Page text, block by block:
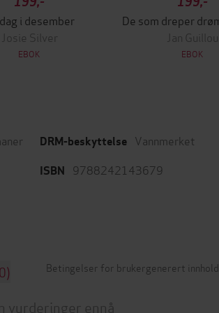
i desember
Josie Silver
EBOK
Jan Guillou
EBOK
DRM-beskyttelse Vannmerket
ISBN 9788242143679
Betingelser for brukergenerert innhold
vurderinger ennå